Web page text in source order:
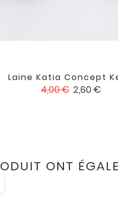
Laine Katia Concept
Prix
4,00 € Prix
2,60 €

ONT